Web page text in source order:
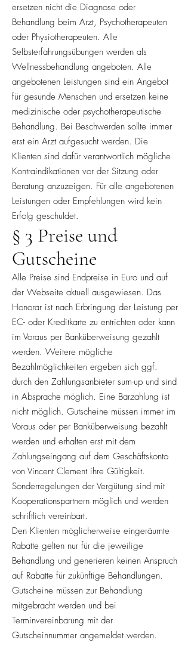
ersetzen nicht die Diagnose oder
Behandlung beim Arzt, Psychotherapeuten
oder Physiotherapeuten. Alle
Selbsterfahrungsübungen werden als
Wellnessbehandlung angeboten. Alle
angebotenen Leistungen sind ein Angebot
für gesunde Menschen und ersetzen keine
medizinische oder psychotherapeutische
Behandlung. Bei Beschwerden sollte immer
erst ein Arzt aufgesucht werden. Die
Klienten sind dafür verantwortlich mögliche
Kontraindikationen vor der Sitzung oder
Beratung anzuzeigen. Für alle angebotenen
Leistungen oder Empfehlungen wird kein
Erfolg geschuldet.
§ 3 Preise und
Gutscheine
Alle Preise sind Endpreise in Euro und auf
der Webseite aktuell ausgewiesen. Das
Honorar ist nach Erbringung der Leistung per
EC- oder Kreditkarte zu entrichten oder kann
im Voraus per Banküberweisung gezahlt
werden. Weitere mögliche
Bezahlmöglichkeiten ergeben sich ggf.
durch den Zahlungsanbieter sum-up und sind
in Absprache möglich. Eine Barzahlung ist
nicht möglich. Gutscheine müssen immer im
Voraus oder per Banküberweisung bezahlt
werden und erhalten erst mit dem
Zahlungseingang auf dem Geschäftskonto
von Vincent Clement ihre Gültigkeit.
Sonderregelungen der Vergütung sind mit
Kooperationspartnern möglich und werden
schriftlich vereinbart.
Den Klienten möglicherweise eingeräumte
Rabatte gelten nur für die jeweilige
Behandlung und generieren keinen Anspruch
auf Rabatte für zukünftige Behandlungen.
Gutscheine müssen zur Behandlung
mitgebracht werden und bei
Terminvereinbarung mit der
Gutscheinnummer angemeldet werden.